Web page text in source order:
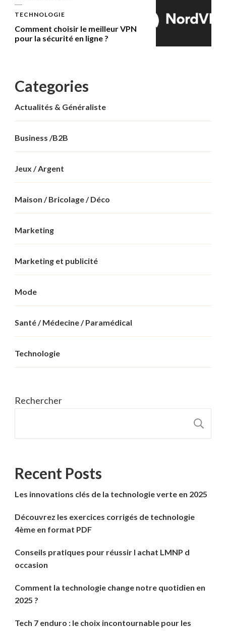
TECHNOLOGIE
Comment choisir le meilleur VPN
pour la sécurité en ligne ?
Categories
Actualités & Généraliste
Business /B2B
Jeux / Argent
Maison / Bricolage / Déco
Marketing
Marketing et publicité
Mode
Santé / Médecine / Paramédical
Technologie
Rechercher
Recent Posts
Les innovations clés de la technologie verte en 2025
Découvrez les exercices corrigés de technologie
4ème en format PDF
Conseils pratiques pour réussir l achat LMNP d
occasion
Comment la technologie change notre quotidien en
2025 ?
Tech 7 enduro : le choix incontournable pour les